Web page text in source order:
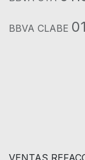
BBVA CLABE
VENTAS